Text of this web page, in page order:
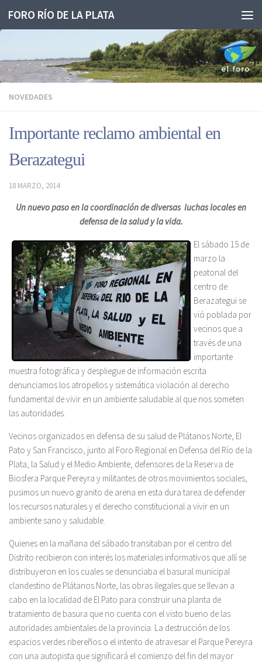
Saltar al contenido
FORO RÍO DE LA PLATA
NOVEDADES
Importante reclamo ambiental en
Berazategui
18 MARZO, 2014
Un nuevo paso en la coordinación de diversas luchas locales en
defensa de la salud y la vida.
El sábado 15 de
marzo la
peatonal del
centro de
Berazategui se
vió poblada por
vecinos que a
través de una
importante
muestra fotográfica y despliegue de información escrita
denunciamos los atropellos y sistemática violación al derecho
fundamental de vivir en un ambiente saludable al que nos someten
las autoridades.
Vecinos organizados en defensa de su salud de Plátanos Norte, El
Pato y San Francisco, junto al Foro Regional en Defensa del Río de la
Plata, la Salud y el Medio Ambiente, defensores de la Reserva de
Biosfera Parque Pereyra y militantes de otros movimientos sociales,
pusimos un nuevo granito de arena en esta dura tarea de defender
los recursos naturales y el derecho constitucional a vivir en un
ambiente sano y saludable.
Quienes en la mañana del sábado transitaban por el centro del
Distrito recibieron con interés los materiales informativos que allí se
distribuyeron en los cuales se denunciaba el basural municipal
clandestino de Plátanos Norte, las obras ilegales que se llevan a
cabo en la localidad de El Pato para construir una planta de
tratamiento de basura que no cuenta con el visto bueno de las
autoridades ambientales de la provincia. La destrucción de los
espacios verdes ribereños o el intento de atravesar el Parque Pereyra
con una autopista que significará el comienzo del fin del mayor